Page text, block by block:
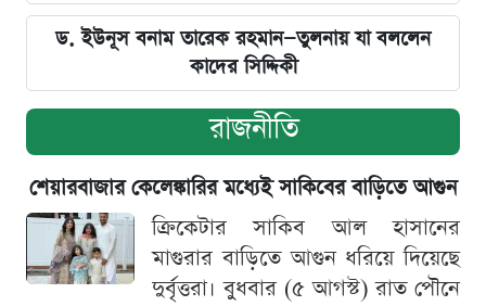
ড. ইউনূস বনাম তারেক রহমান—তুলনায় যা বললেন
কাদের সিদ্দিকী
রাজনীতি
শেয়ারবাজার কেলেঙ্কারির মধ্যেই সাকিবের বাড়িতে আগুন
ক্রিকেটার সাকিব আল হাসানের
মাগুরার বাড়িতে আগুন ধরিয়ে দিয়েছে
দুর্বৃত্তরা। বুধবার (৫ আগস্ট) রাত পৌনে